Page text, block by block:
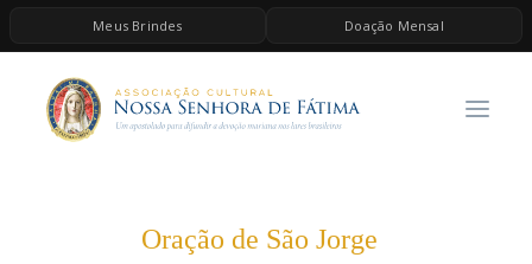
Meus Brindes Doação Mensal
HOME
A ASSOCIAÇÃO
AS MELHORES MÚSICAS CATÓLICAS
Oração de São Jorge